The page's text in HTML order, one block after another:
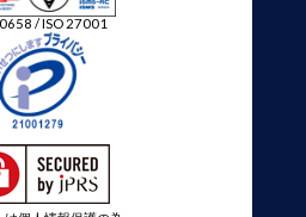
/ ISO 27001